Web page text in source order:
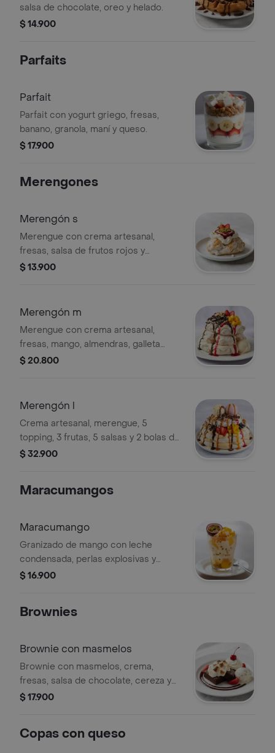
salsa de chocolate, oreo y helado.
$ 14.900
Parfaits
Parfait
Parfait con yogurt griego, fresas,
banano, granola, maní y queso.
$ 17.900
Merengones
Merengón s
Merengue con crema artesanal,
fresas, salsa de frutos rojos y
pistachos.
$ 13.900
Merengón m
Merengue con crema artesanal,
fresas, mango, almendras, galleta
triturada, salsas de chocolate y fresa,
$ 20.800
Merengón l
Crema artesanal, merengue, 5
topping, 3 frutas, 5 salsas y 2 bolas de
helado.
$ 32.900
Maracumangos
Maracumango
Granizado de mango con leche
condensada, perlas explosivas y
maracuyá de 10 onzas
$ 16.900
Brownies
Brownie con masmelos
Brownie con masmelos, crema,
fresas, salsa de chocolate, cereza y
helado.
$ 17.900
Copas con queso